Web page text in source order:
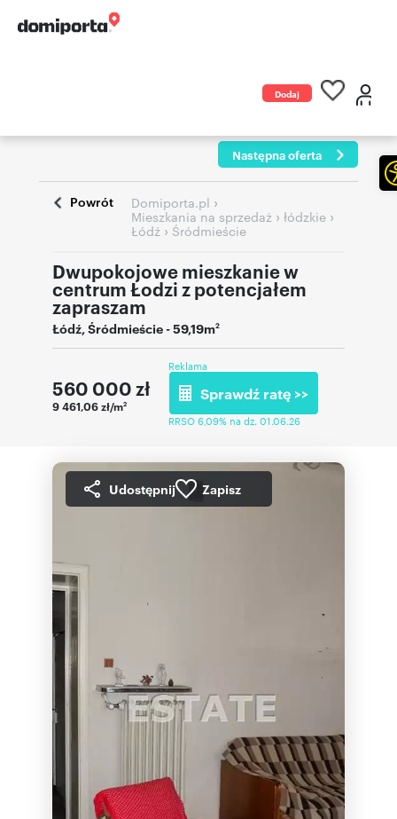
Dodaj
Następna oferta
Powrót Domiporta.pl ›
Mieszkania na sprzedaż › łódzkie ›
Łódź › Śródmieście
Dwupokojowe mieszkanie w
centrum Łodzi z potencjałem
zapraszam
Łódź,Śródmieście- 59,19m2
560 000 zł
9 461,06 zł/m2
Reklama
Sprawdź ratę >>
RRSO 6,09% na dz. 01.06.26
Udostępnij Zapisz